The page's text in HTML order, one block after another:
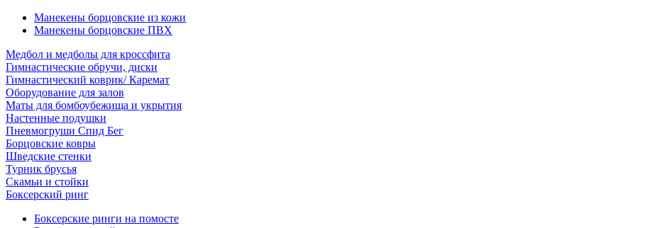
Манекены борцовские из кожи
Манекены борцовские ПВХ
Медбол и медболы для кроссфита
Гимнастические обручи, диски
Гимнастический коврик/ Каремат
Оборудование для залов
Маты для бомбоубежища и укрытия
Настенные подушки
Пневмогруши Спид Бег
Борцовские ковры
Шведские стенки
Турник брусья
Скамьи и стойки
Боксерский ринг
Боксерские ринги на помосте